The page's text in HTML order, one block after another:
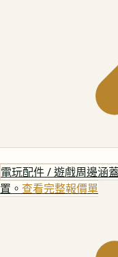
電玩配件 / 遊戲周邊涵
置。 查看完整報價單